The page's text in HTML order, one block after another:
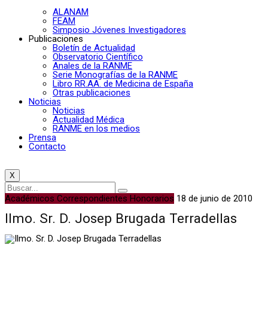
ALANAM
FEAM
Simposio Jóvenes Investigadores
Publicaciones
Boletín de Actualidad
Observatorio Científico
Anales de la RANME
Serie Monografías de la RANME
Libro RR.AA. de Medicina de España
Otras publicaciones
Noticias
Noticias
Actualidad Médica
RANME en los medios
Prensa
Contacto
X
Académicos Correspondientes Honorarios 18 de junio de 2010
Ilmo. Sr. D. Josep Brugada Terradellas